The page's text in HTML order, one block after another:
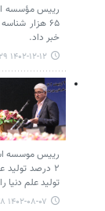
۶۵ هزار
خبر داد.
۱۴۰۲-۱۲-۱۲ ۱۲:۲۹
تولید علم دنیا
۱۴۰۲-۰۸-۰۷ ۱۰:۳۸